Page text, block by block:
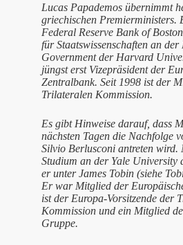
Lucas Papademos übernimmt
griechischen Premierministers.
Federal Reserve Bank of
für Staatswissenschaften an
Government der Harvard
jüngst erst Vizepräsident der
Zentralbank. Seit 1998 ist der
Trilateralen Kommission.
Es gibt Hinweise darauf, dass
nächsten Tagen die Nachfolge
Silvio Berlusconi antreten wird.
Studium an der Yale University
er unter James Tobin (siehe
Er war Mitglied der
ist der Europa-Vorsitzende der
Kommission und ein Mitglied
Gruppe.